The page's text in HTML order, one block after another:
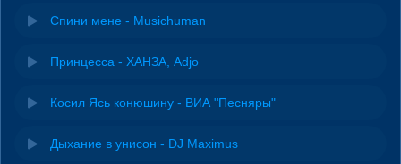
Спини мене - Musichuman
Принцесса - ХАНЗА, Adjo
Косил Ясь конюшину - ВИА "Песняры"
Дыхание в унисон - DJ Maximus